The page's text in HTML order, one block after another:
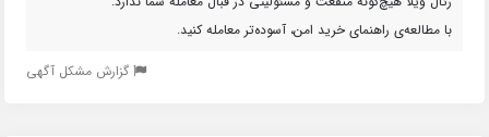
با مطالعه‌ی راهنمای خرید امن، آسوده‌تر معامله کنید.
گزارش مشکل آگهی